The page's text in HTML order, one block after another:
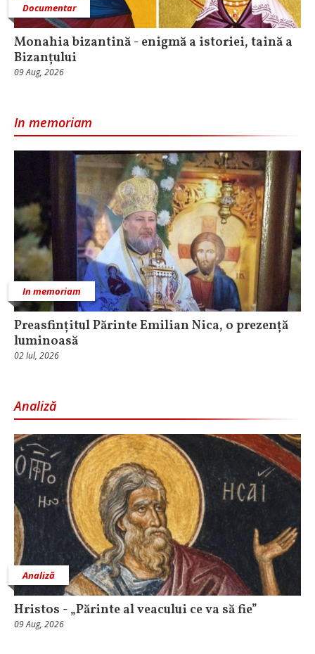
Documentar
Monahia bizantină - enigmă a istoriei, taină a
Bizanțului
09 Aug, 2026
In memoriam
In memoriam
Preasfințitul Părinte Emilian Nica, o prezență
luminoasă
02 Iul, 2026
Analiză
Analiză
Hristos - „Părinte al veacului ce va să fie”
09 Aug, 2026